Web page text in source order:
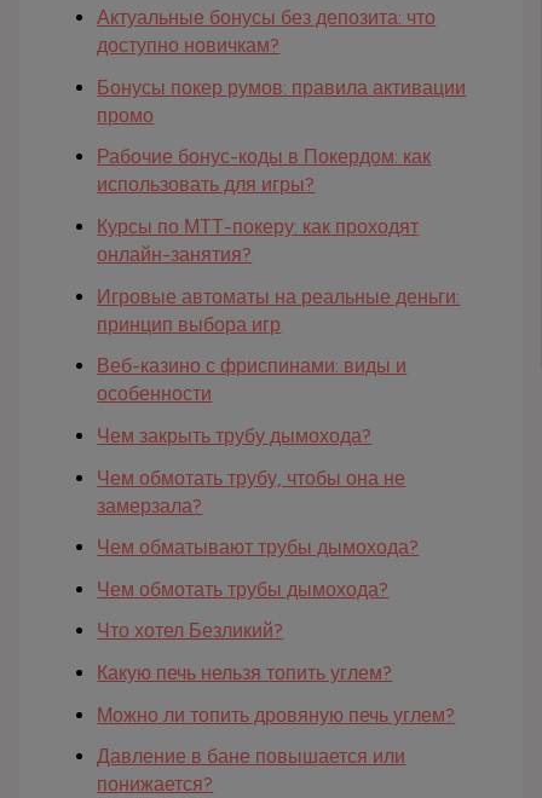
Актуальные бонусы без депозита: что
доступно новичкам?
Бонусы покер румов: правила активации
промо
Рабочие бонус-коды в Покердом: как
использовать для игры?
Курсы по МТТ-покеру: как проходят
онлайн-занятия?
Игровые автоматы на реальные деньги:
принцип выбора игр
Веб-казино с фриспинами: виды и
особенности
Чем закрыть трубу дымохода?
Чем обмотать трубу, чтобы она не
замерзала?
Чем обматывают трубы дымохода?
Чем обмотать трубы дымохода?
Что хотел Безликий?
Какую печь нельзя топить углем?
Можно ли топить дровяную печь углем?
Давление в бане повышается или
понижается?